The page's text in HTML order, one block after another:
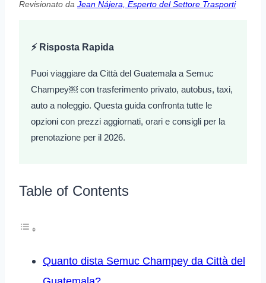
Revisionato da Jean Nájera, Esperto del Settore Trasporti
⚡ Risposta Rapida
Puoi viaggiare da Città del Guatemala a Semuc
Champey￼ con trasferimento privato, autobus, taxi,
auto a noleggio. Questa guida confronta tutte le
opzioni con prezzi aggiornati, orari e consigli per la
prenotazione per il 2026.
Table of Contents
Quanto dista Semuc Champey da Città del